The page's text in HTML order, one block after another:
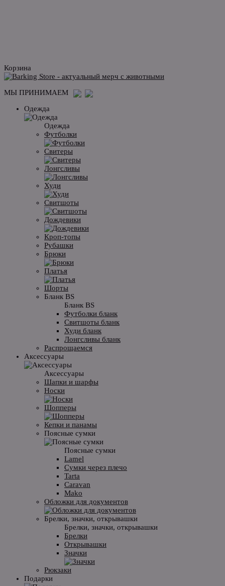
Корзина
МЫ ПРИНИМАЕМ
Одежда
Одежда
Футболки
Свитеры
Лонгсливы
Худи
Свитшоты
Дождевики
Кроп-топы
Рубашки
Брюки
Платья
Шорты
Бланк BS
Бланк BS
Футболки бланк
Свитшоты бланк
Худи бланк
Лонгсливы бланк
Распрощаемся
Аксессуары
Аксессуары
Шапки и шарфы
Носки
Шопперы
Кепки и панамы
Поясные сумки
Поясные сумки
Lamel
Сумки через плечо
Tarta
Caravan
Mako
Обложки для документов
Брелки, значки, открывашки
Брелки, значки, открывашки
Брелки
Открывашки
Значки
Рюкзаки
Подарки